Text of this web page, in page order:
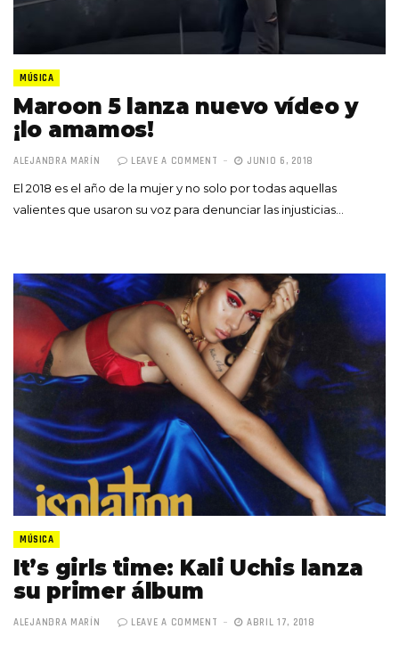
MÚSICA
Maroon 5 lanza nuevo vídeo y
¡lo amamos!
ALEJANDRA MARÍN LEAVE A COMMENT JUNIO 6, 2018
El 2018 es el año de la mujer y no solo por todas aquellas
valientes que usaron su voz para denunciar las injusticias…
MÚSICA
It’s girls time: Kali Uchis lanza
su primer álbum
ALEJANDRA MARÍN LEAVE A COMMENT ABRIL 17, 2018